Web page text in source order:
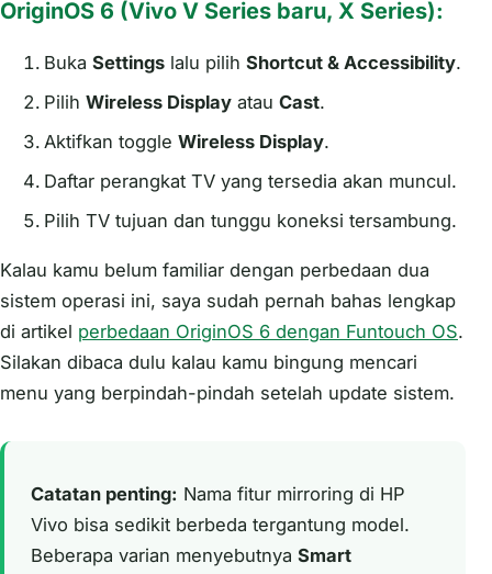
OriginOS 6 (Vivo V Series baru, X Series):
Buka Settings lalu pilih Shortcut & Accessibility.
Pilih Wireless Display atau Cast.
Aktifkan toggle Wireless Display.
Daftar perangkat TV yang tersedia akan muncul.
Pilih TV tujuan dan tunggu koneksi tersambung.
Kalau kamu belum familiar dengan perbedaan dua
sistem operasi ini, saya sudah pernah bahas lengkap
di artikel perbedaan OriginOS 6 dengan Funtouch OS.
Silakan dibaca dulu kalau kamu bingung mencari
menu yang berpindah-pindah setelah update sistem.
Catatan penting: Nama fitur mirroring di HP
Vivo bisa sedikit berbeda tergantung model.
Beberapa varian menyebutnya Smart